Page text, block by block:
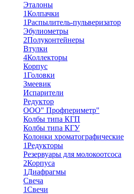
Эталоны
1Колпачки
1Распылитель-пульверизатор
Эбулиометры
2Полуконтейнеры
Втулки
4Коллекторы
Корпус
1Головки
Змеевик
Испарители
Редуктор
ООО" Профпериметр"
Колбы типа КГП
Колбы типа КГУ
Колонки хроматографические
1Редукторы
Резервуары для молокоотсоса
2Корпуса
1 Диафрагмы
Свеча
1Свечи